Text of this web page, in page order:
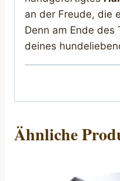
an der Freude, die
Denn am Ende des
deines
Ähnliche